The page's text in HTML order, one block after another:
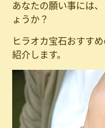
あなたの願い事には
ょうか？
ヒラオカ宝石おすす
紹介します。